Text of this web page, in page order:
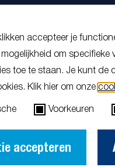
accepteer je
om specifieke
toe te staan. Je kunt de
Klik hier om onze
Voorkeuren
accepteren